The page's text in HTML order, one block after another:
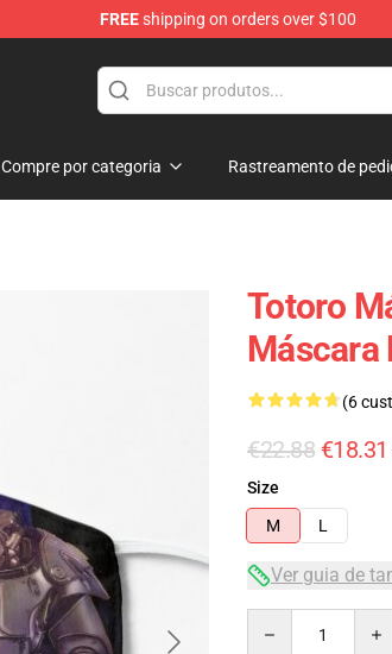
FREEshipping on orders over $100
Compre por categoria Rastreamento de
Totoro
Máscara
(6
€22.88 €18.31
Size
M
L
Ver guia de